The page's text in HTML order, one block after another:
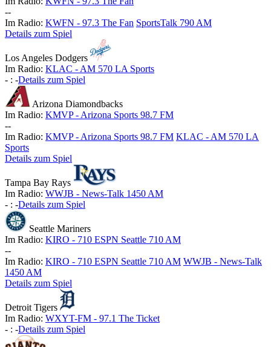
--
Im Radio: KWFN - 97.3 The Fan SportsTalk 790 AM
Details zum Spiel
Los Angeles Dodgers
Im Radio: KLAC - AM 570 LA Sports
- : -Details zum Spiel
Arizona Diamondbacks
Im Radio: KMVP - Arizona Sports 98.7 FM
--
Im Radio: KMVP - Arizona Sports 98.7 FM KLAC - AM 570 LA
Sports
Details zum Spiel
Tampa Bay Rays
Im Radio: WWJB - News-Talk 1450 AM
- : -Details zum Spiel
Seattle Mariners
Im Radio: KIRO - 710 ESPN Seattle 710 AM
--
Im Radio: KIRO - 710 ESPN Seattle 710 AM WWJB - News-Talk
1450 AM
Details zum Spiel
Detroit Tigers
Im Radio: WXYT-FM - 97.1 The Ticket
- : -Details zum Spiel